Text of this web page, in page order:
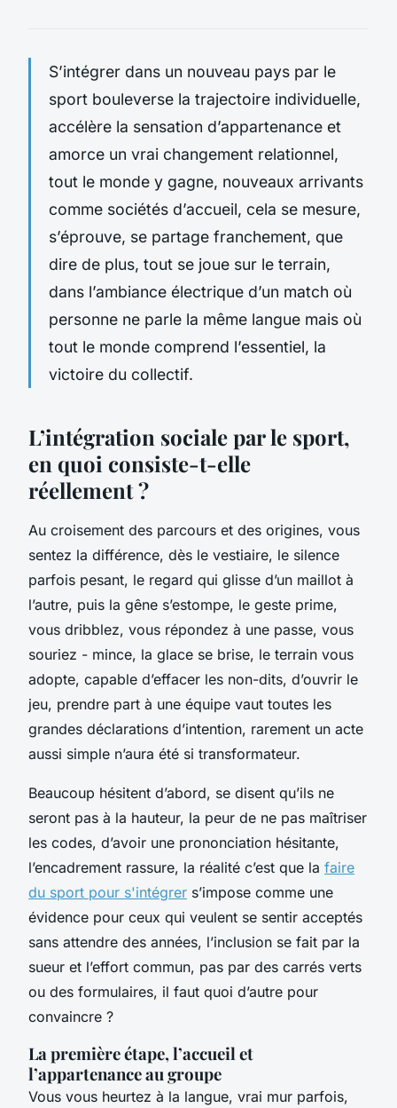
S’intégrer dans un nouveau pays par le
sport bouleverse la trajectoire individuelle,
accélère la sensation d’appartenance et
amorce un vrai changement relationnel,
tout le monde y gagne, nouveaux arrivants
comme sociétés d’accueil, cela se mesure,
s’éprouve, se partage franchement, que
dire de plus, tout se joue sur le terrain,
dans l’ambiance électrique d’un match où
personne ne parle la même langue mais où
tout le monde comprend l’essentiel, la
victoire du collectif.
L’intégration sociale par le sport,
en quoi consiste-t-elle
réellement ?
Au croisement des parcours et des origines, vous
sentez la différence, dès le vestiaire, le silence
parfois pesant, le regard qui glisse d’un maillot à
l’autre, puis la gêne s’estompe, le geste prime,
vous dribblez, vous répondez à une passe, vous
souriez - mince, la glace se brise, le terrain vous
adopte, capable d’effacer les non-dits, d’ouvrir le
jeu, prendre part à une équipe vaut toutes les
grandes déclarations d’intention, rarement un acte
aussi simple n’aura été si transformateur.
Beaucoup hésitent d’abord, se disent qu’ils ne
seront pas à la hauteur, la peur de ne pas maîtriser
les codes, d’avoir une prononciation hésitante,
l’encadrement rassure, la réalité c’est que la faire
du sport pour s'intégrer s’impose comme une
évidence pour ceux qui veulent se sentir acceptés
sans attendre des années, l’inclusion se fait par la
sueur et l’effort commun, pas par des carrés verts
ou des formulaires, il faut quoi d’autre pour
convaincre ?
La première étape, l’accueil et
l’appartenance au groupe
Vous vous heurtez à la langue, vrai mur parfois,